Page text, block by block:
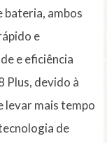
bateria, ambos
e
e eficiência
Plus, devido à
levar mais tempo
de